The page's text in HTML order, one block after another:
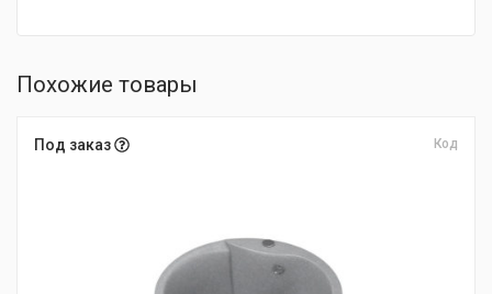
Похожие товары
Под заказ Код